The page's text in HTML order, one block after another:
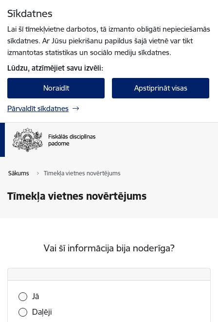
Sīkdatnes
Lai šī tīmekļvietne darbotos, tā izmanto obligāti nepieciešamās
sīkdatnes. Ar Jūsu piekrišanu papildus šajā vietnē var tikt
izmantotas statistikas un sociālo mediju sīkdatnes.
Lūdzu, atzīmējiet savu izvēli:
Noraidīt Apstiprināt visas
Pārvaldīt sīkdatnes
Sākums Tīmekļa vietnes novērtējums
Tīmekļa vietnes novērtējums
Vai šī informācija bija noderīga?
Vai šī informācija bija noderīga?
Jā
Daļēji